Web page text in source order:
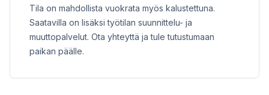
Tila on mahdollista vuokrata myös kalustettuna.
Saatavilla on lisäksi työtilan suunnittelu- ja
muuttopalvelut. Ota yhteyttä ja tule tutustumaan
paikan päälle.